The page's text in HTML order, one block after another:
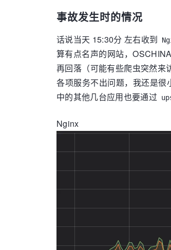
事故发生时的情况
话说当天 15:30分 左右收到
算有点名声的网站，
再回落（可能有些爬虫突然来
各项服务不出问题，我还是
中的其他几台应用也要通过